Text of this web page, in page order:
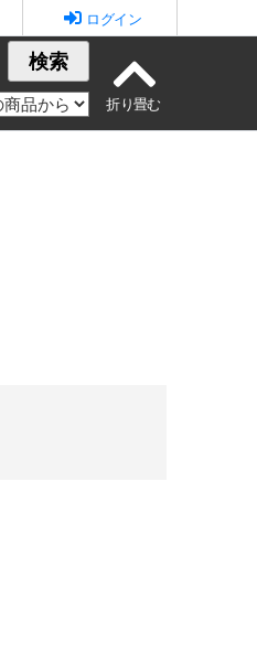
ログイン
検索